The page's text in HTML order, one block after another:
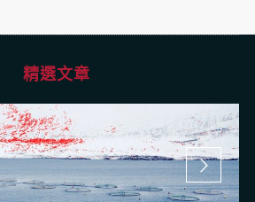
精選文章